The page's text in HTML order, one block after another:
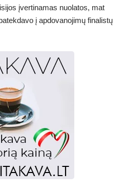
įvertinamas nuolatos, mat
į apdovanojimų finalistų